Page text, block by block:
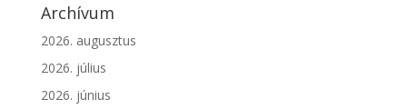
Archívum
2026. augusztus
2026. július
2026. június